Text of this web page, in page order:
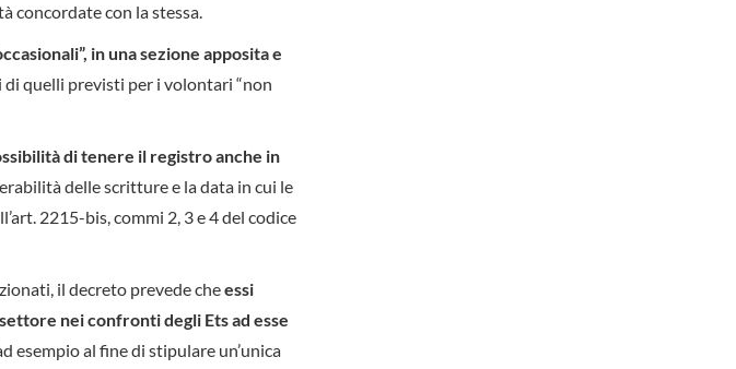
concordate con la stessa.
in una sezione apposita e
di quelli previsti per i volontari “non
di tenere il registro anche in
delle scritture e la data in cui le
2215-bis, commi 2, 3 e 4 del codice
il decreto prevede cheessi
nei confronti degli Ets ad esse
esempio al fine di stipulare un’unica